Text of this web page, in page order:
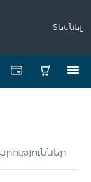
Տեսնել